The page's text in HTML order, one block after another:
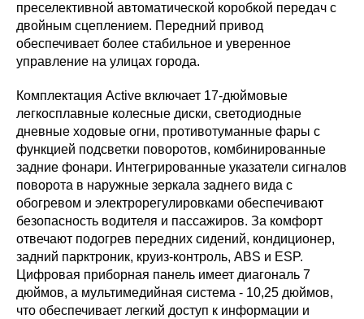
преселективной автоматической коробкой передач с
двойным сцеплением. Передний привод
обеспечивает более стабильное и уверенное
управление на улицах города.
Комплектация Active включает 17-дюймовые
легкосплавные колесные диски, светодиодные
дневные ходовые огни, противотуманные фары с
функцией подсветки поворотов, комбинированные
задние фонари. Интегрированные указатели сигналов
поворота в наружные зеркала заднего вида с
обогревом и электрорегулировками обеспечивают
безопасность водителя и пассажиров. За комфорт
отвечают подогрев передних сидений, кондиционер,
задний парктроник, круиз-контроль, ABS и ESP.
Цифровая приборная панель имеет диагональ 7
дюймов, а мультимедийная система - 10,25 дюймов,
что обеспечивает легкий доступ к информации и